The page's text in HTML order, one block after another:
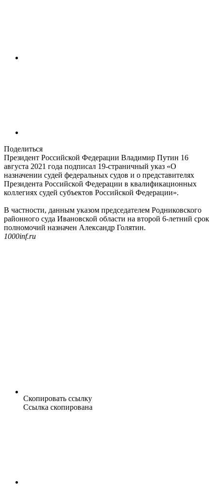
Поделиться
Президент Российской Федерации Владимир Путин 16
августа 2021 года подписал 19-страничный указ «О
назначении судей федеральных судов и о представителях
Президента Российской Федерации в квалификационных
коллегиях судей субъектов Российской Федерации».
В частности, данным указом председателем Родниковского
районного суда Ивановской области на второй 6-летний срок
полномочий назначен Александр Голятин.
1000inf.ru
Скопировать ссылку
Ссылка скопирована